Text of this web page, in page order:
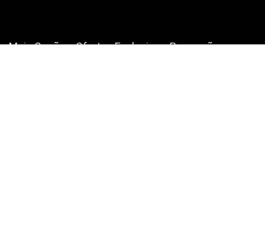
Mais Cupões: Ofertas Exclusivas, Promoções e